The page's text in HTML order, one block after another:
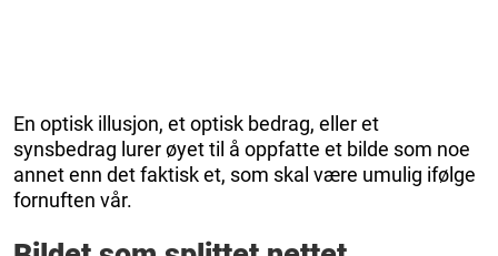
En optisk illusjon, et optisk bedrag, eller et
synsbedrag lurer øyet til å oppfatte et bilde som noe
annet enn det faktisk et, som skal være umulig ifølge
fornuften vår.